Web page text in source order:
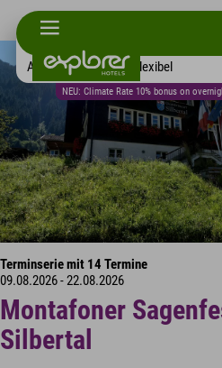
NEU: Climate Rate 10% bonus on
Alle Hotels Flexibel
Terminserie mit 14 Termine
09.08.2026 - 22.08.2026
Montafoner
Silbertal